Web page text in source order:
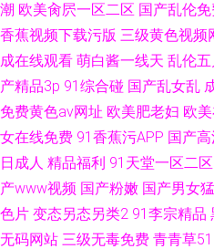
潮 欧美肏屄一区二区 国产乱伦
香蕉视频下载污版 三级黄色视频
成在线观看 萌白酱一线天 乱伦
产精品3p 91综合碰 国产乱女乱
免费黄色av网址 欧美肥老妇 欧
女在线免费 91香蕉污APP 国产
日成人 精品福利 91天堂一区二区
产www视频 国产粉嫩 国产男女
色片 变态另态另类2 91李宗精品
无码网站 三级无毒免费 青青草51